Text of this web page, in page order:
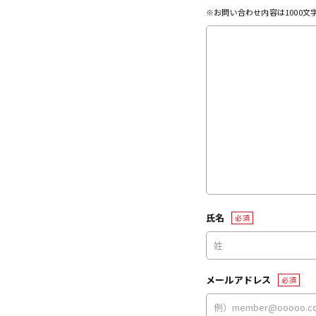
※お問い合わせ内容は1000文
氏名 必須
メールアドレス 必須